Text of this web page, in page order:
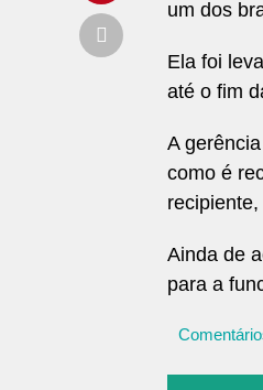
um dos
Ela foi
até o fim
A
como é
Ainda de
para a